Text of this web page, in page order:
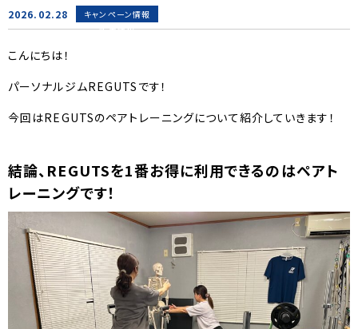
2026.02.28
キャンペーン情報
新着情報
こんにちは！
パーソナルジムREGUTSです！
今回はREGUTSのペアトレーニングについて紹介していきます！
結論、REGUTSを1番お得に利用できるのはペアト
レーニングです！